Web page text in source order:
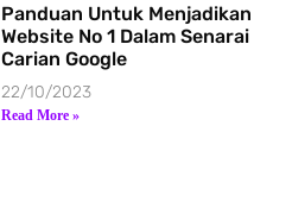
Panduan Untuk Menjadikan
Website No 1 Dalam Senarai
Carian Google
22/10/2023
Read More »